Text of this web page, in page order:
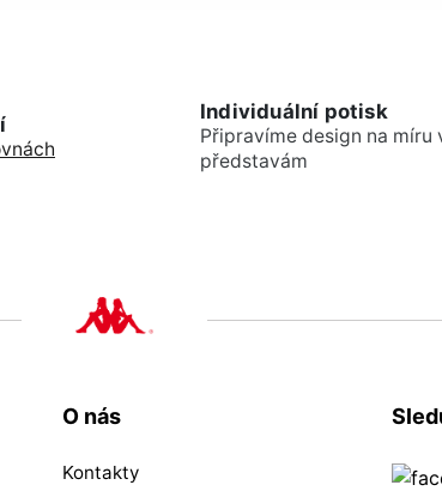
Individuální potisk
Připravíme design na míru
představám
O nás
Kontakty